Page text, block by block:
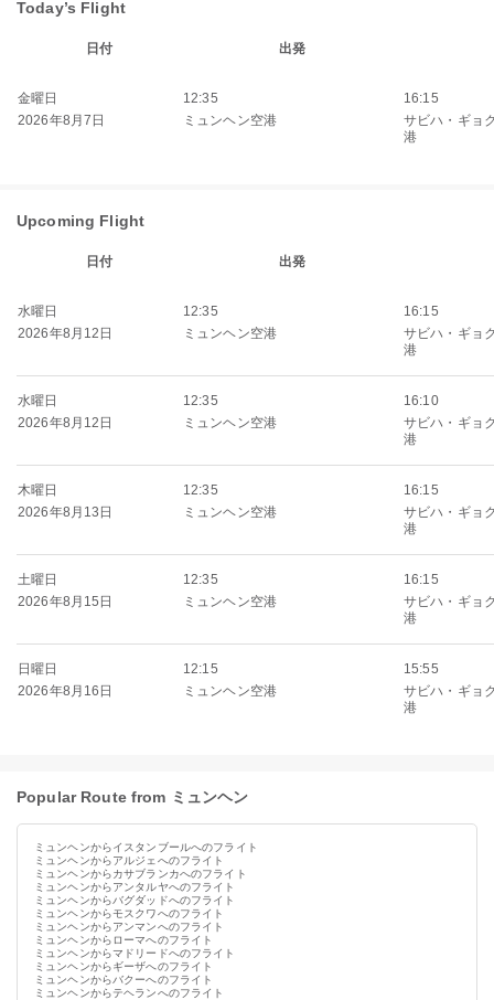
Today’s Flight
日付 出発
金曜日
2026年8月7日
12:35
ミュンヘン空港
16:15
サビハ・ギョ
港
Upcoming Flight
日付 出発
水曜日
2026年8月12日
12:35
ミュンヘン空港
16:15
サビハ・ギョ
港
水曜日
2026年8月12日
12:35
ミュンヘン空港
16:10
サビハ・ギョ
港
木曜日
2026年8月13日
12:35
ミュンヘン空港
16:15
サビハ・ギョ
港
土曜日
2026年8月15日
12:35
ミュンヘン空港
16:15
サビハ・ギョ
港
日曜日
2026年8月16日
12:15
ミュンヘン空港
15:55
サビハ・ギョ
港
Popular Route from ミュンヘン
ミュンヘンからイスタンブールへのフライト
ミュンヘンからアルジェへのフライト
ミュンヘンからカサブランカへのフライト
ミュンヘンからアンタルヤへのフライト
ミュンヘンからバグダッドへのフライト
ミュンヘンからモスクワへのフライト
ミュンヘンからアンマンへのフライト
ミュンヘンからローマへのフライト
ミュンヘンからマドリードへのフライト
ミュンヘンからギーザへのフライト
ミュンヘンからバクーへのフライト
ミュンヘンからテヘランへのフライト